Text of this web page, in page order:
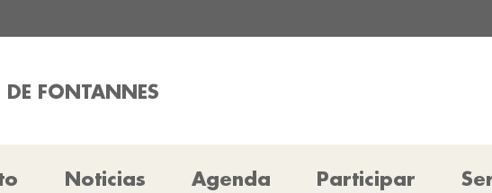
DE FONTANNES
Noticias Agenda Participar